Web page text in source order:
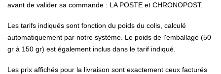
avant de valider sa commande : LA POSTE et CHRONOPOST.
Les tarifs indiqués sont fonction du poids du colis, calculé
automatiquement par notre système. Le poids de l'emballage (50
gr à 150 gr) est également inclus dans le tarif indiqué.
Les prix affichés pour la livraison sont exactement ceux facturés